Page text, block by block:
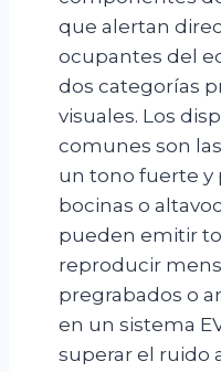
que alertan
ocupantes del
dos categorías
visuales. Los
comunes son
un tono fuerte y
bocinas o
pueden emitir
reproducir
pregrabados o
en un sistema
superar el ruido